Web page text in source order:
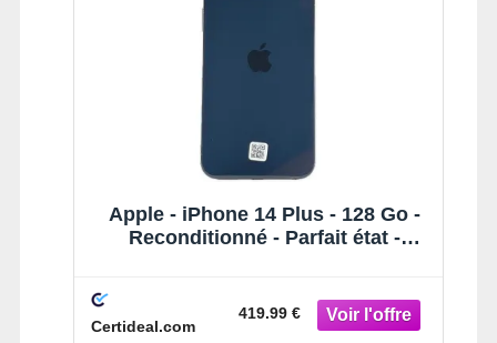
Apple - iPhone 14 Plus - 128 Go -
Reconditionné - Parfait état -
Certideal.com
419.99 €